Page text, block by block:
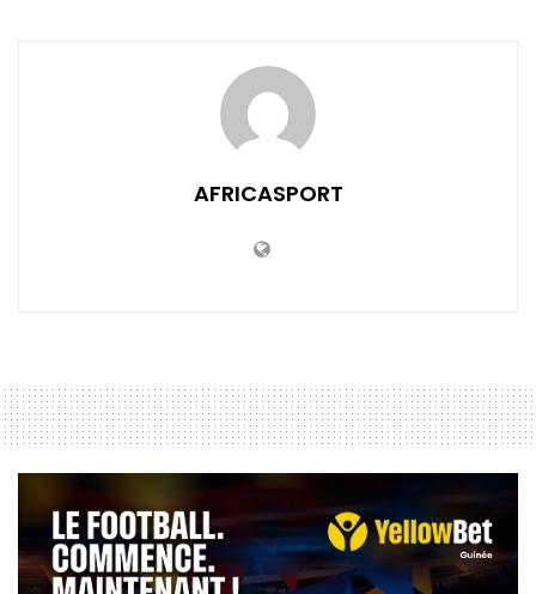
AFRICASPORT